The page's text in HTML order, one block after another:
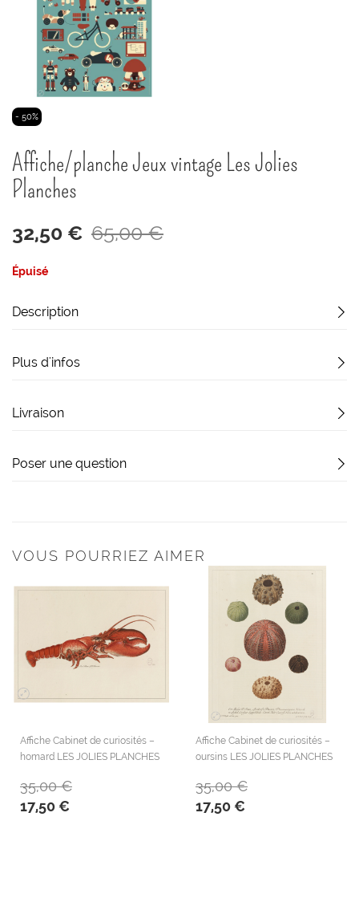
Passer
de
la
Galerie
- 50%
Affiche/planche Jeux vintage Les Jolies
Planches
32,50 € 65,00 €
Épuisé
Description
Plus d'infos
Livraison
Poser une question
VOUS POURRIEZ AIMER
Affiche Cabinet de curiosités –
homard LES JOLIES PLANCHES
17,50 €
35,00 €
Affiche Cabinet de curiosités –
oursins LES JOLIES PLANCHES
17,50 €
35,00 €